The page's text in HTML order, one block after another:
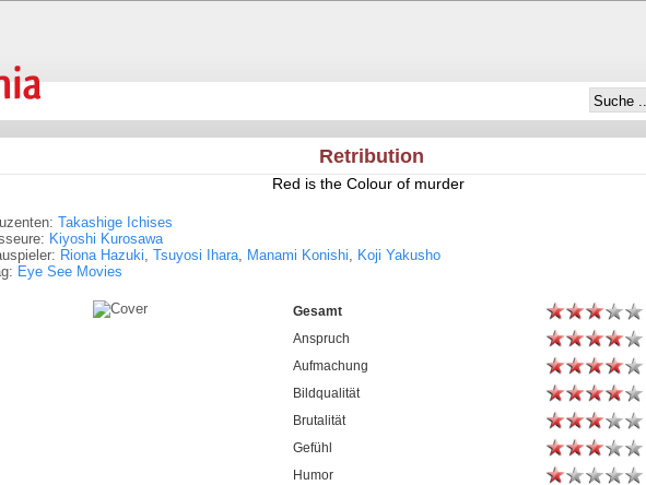
Retribution
Red is the Colour of murder
Takashige Ichises
Kiyoshi Kurosawa
Riona Hazuki, Tsuyosi Ihara, Manami Konishi, Koji Yakusho
Eye See Movies
Gesamt
Anspruch
Aufmachung
Bildqualität
Brutalität
Gefühl
Humor